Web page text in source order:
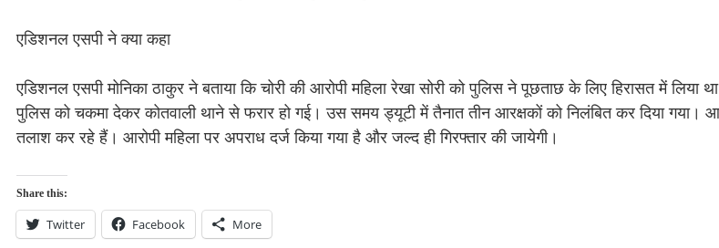
एडिशनल एसपी ने क्या कहा
एडिशनल एसपी मोनिका ठाकुर ने बताया कि चोरी की आरोपी महिला रेखा सोरी को पुलिस ने पूछताछ के लिए हिरासत में लिया
पुलिस को चकमा देकर कोतवाली थाने से फरार हो गई। उस समय ड्यूटी में तैनात तीन आरक्षकों को निलंबित कर दिया गया।
तलाश कर रहे हैं। आरोपी महिला पर अपराध दर्ज किया गया है और जल्द ही गिरफ्तार की जायेगी।
Share this:
Twitter Facebook More